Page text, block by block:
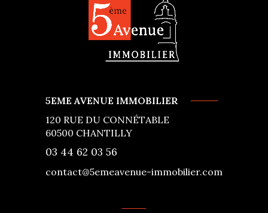
5EME AVENUE IMMOBILIER
120 RUE DU CONNÉTABLE
60500 CHANTILLY
03 44 62 03 56
contact@5emeavenue-immobilier.com